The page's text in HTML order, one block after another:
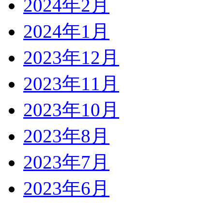
2024年2月
2024年1月
2023年12月
2023年11月
2023年10月
2023年8月
2023年7月
2023年6月